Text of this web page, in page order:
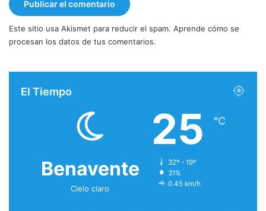
Este sitio usa Akismet para reducir el spam. Aprende cómo se
procesan los datos de tus comentarios.
El Tiempo
Benavente
Cielo claro
25 ℃
32º - 19º
31%
0.45 km/h